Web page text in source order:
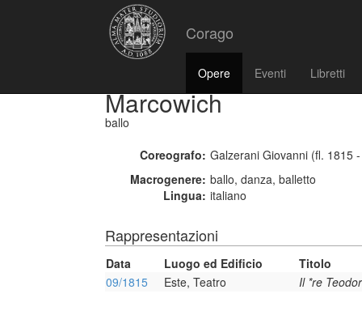
Corago
Opere Eventi Libretti
Marcowich
ballo
Coreografo: Galzerani Giovanni (fl. 1815
Macrogenere: ballo, danza, balletto
Lingua: italiano
Rappresentazioni
Data Luogo ed Edificio
Titolo
09/1815
Este, Teatro Il *re